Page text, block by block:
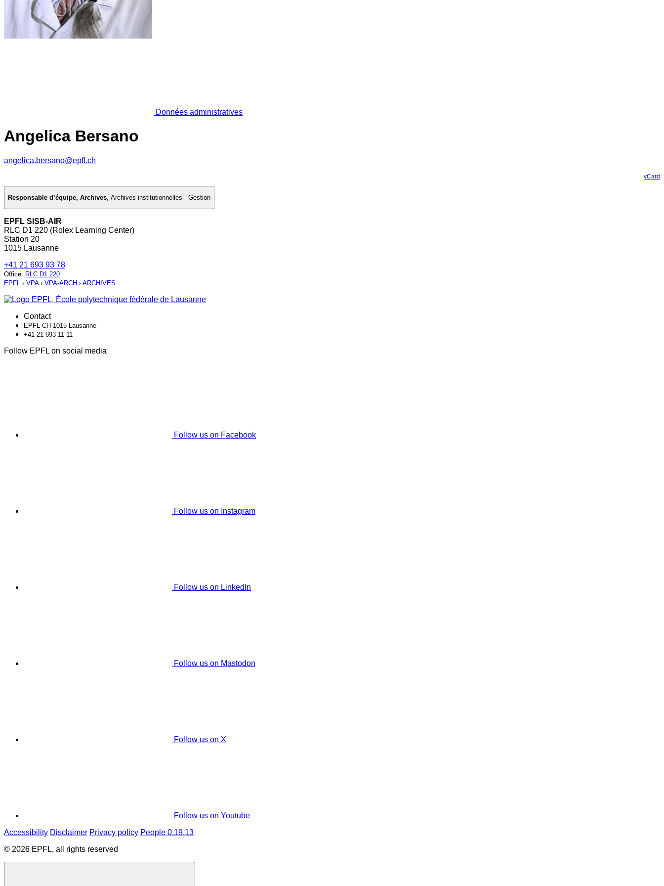
Données administratives
Angelica Bersano
angelica.bersano@epfl.ch
vCard
Responsable d’équipe, Archives, Archives institutionnelles - Gestion
EPFL SISB-AIR
RLC D1 220 (Rolex Learning Center)
Station 20
1015 Lausanne
+41 21 693 93 78
Office: RLC D1 220
EPFL › VPA› VPA-ARCH › ARCHIVES
Contact
EPFL CH-1015 Lausanne
+41 21 693 11 11
Follow EPFL on social media
Follow us on Facebook
Follow us on Instagram
Follow us on LinkedIn
Follow us on Mastodon
Follow us on X
Follow us on Youtube
Accessibility Disclaimer Privacy policy People 0.19.13
© 2026 EPFL, all rights reserved